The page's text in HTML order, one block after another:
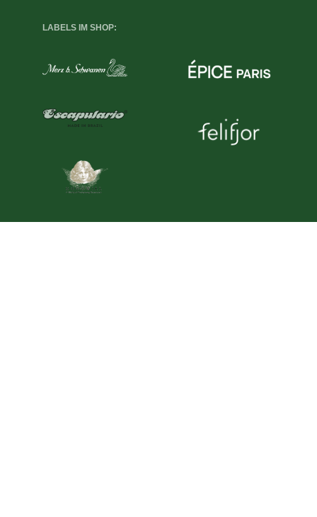
LABELS IM SHOP: